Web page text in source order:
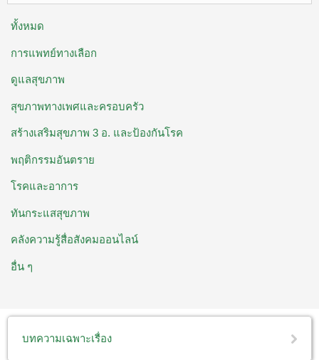
ทั้งหมด
การแพทย์ทางเลือก
ดูแลสุขภาพ
สุขภาพทางเพศและครอบครัว
สร้างเสริมสุขภาพ 3 อ. ​และป้องกันโรค
พฤติกรรมอันตราย
โรคและอาการ
ทันกระแสสุขภาพ
คลังความรู้สื่อสังคมออนไลน์
อื่น ๆ
บทความเฉพาะเรื่อง